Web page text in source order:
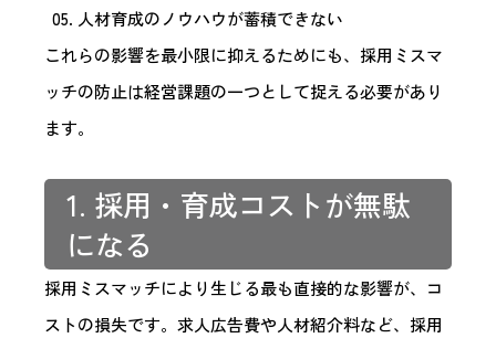
人材育成のノウハウが蓄積できない
これらの影響を最小限に抑えるためにも、採用ミスマ
ッチの防止は経営課題の一つとして捉える必要があり
ます。
1. 採用・育成コストが無駄
になる
採用ミスマッチにより生じる最も直接的な影響が、コ
ストの損失です。求人広告費や人材紹介料など、採用